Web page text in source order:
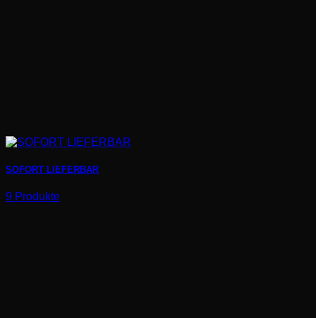
SOFORT LIEFERBAR
9 Produkte